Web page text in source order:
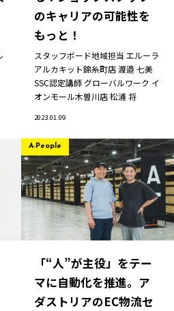
ニュース
企業情報
IR情報
ナビリティ
ープ企業
採用情報
fashion!
のキャリアの可能性を
もっと！
スタッフボード地域担当 エルーラ
アルカキット錦糸町店渡邉 七美
SSC認定講師 グローバルワーク イ
オンモール木曽川店松浦 将
2023.01.09
「“人”が主役」をテー
マに自動化を推進。ア
ダストリアのEC物流セ
A-People